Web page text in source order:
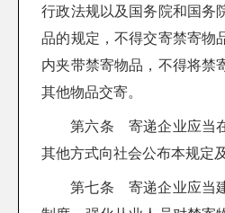
行政法规以及国务院和国务
品的规定，不得交寄禁寄物
内夹带禁寄物品，不得将禁
其他物品交寄。
第六条 寄递企业应当
其他方式向社会公布本规定
第七条 寄递企业应当